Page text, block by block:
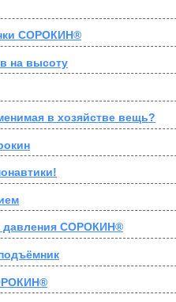
СОРОКИН®
на высоту
в хозяйстве вещь?
давления СОРОКИН®